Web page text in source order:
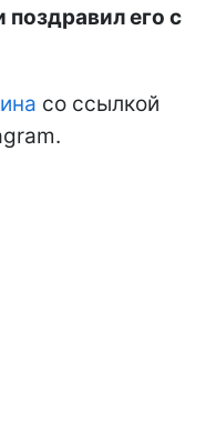
его с
со ссылкой